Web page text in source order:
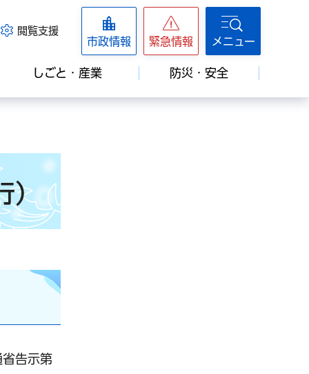
閲覧支援
市政情報 緊急情報 メニュー
しごと・産業 防災・安全
）
告示第